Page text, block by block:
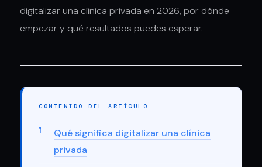
digitalizar una clínica privada en 2026, por dónde
empezar y qué resultados puedes esperar.
CONTENIDO DEL ARTÍCULO
Qué significa digitalizar una clínica
privada